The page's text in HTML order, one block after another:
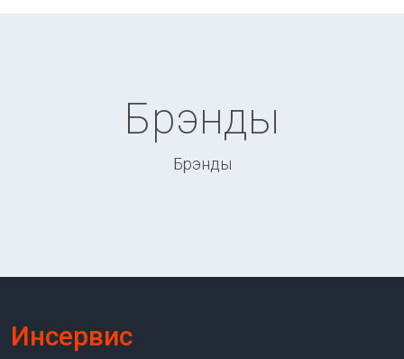
Брэнды
Брэнды
Инсервис